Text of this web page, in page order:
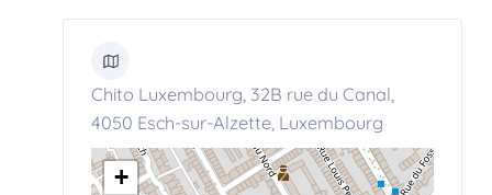
Chito Luxembourg, 32B rue du Canal,
4050 Esch-sur-Alzette, Luxembourg
+